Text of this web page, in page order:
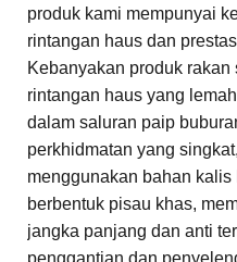
produk kami mempunyai
rintangan haus dan
Kebanyakan produk
rintangan haus yang
dalam saluran paip
perkhidmatan yang
menggunakan bahan
berbentuk pisau khas,
jangka panjang dan anti
penggantian dan